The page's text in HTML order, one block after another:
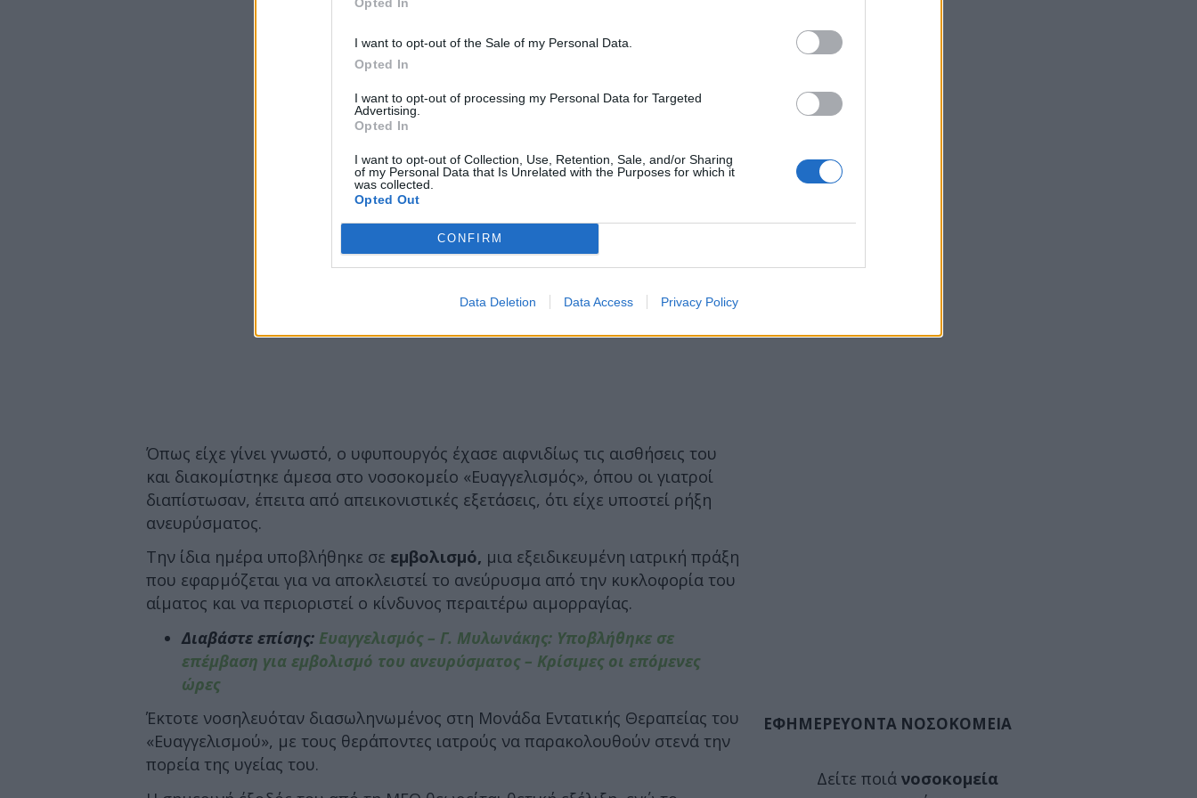
I want to opt-out of the Sale of my Personal Data.
Opted In
I want to opt-out of processing my Personal Data for Targeted
Advertising.
Opted In
I want to opt-out of Collection, Use, Retention, Sale, and/or Sharing
of my Personal Data that Is Unrelated with the Purposes for which it
was collected.
Opted Out
CONFIRM
Data Deletion Data Access Privacy Policy
Όπως είχε γίνει γνωστό, ο υφυπουργός έχασε αιφνιδίως τις αισθήσεις του
και διακομίστηκε άμεσα στο νοσοκομείο «Ευαγγελισμός», όπου οι γιατροί
διαπίστωσαν, έπειτα από απεικονιστικές εξετάσεις, ότι είχε υποστεί ρήξη
ανευρύσματος.
Την ίδια ημέρα υποβλήθηκε σε εμβολισμό, μια εξειδικευμένη ιατρική πράξη
που εφαρμόζεται για να αποκλειστεί το ανεύρυσμα από την κυκλοφορία του
αίματος και να περιοριστεί ο κίνδυνος περαιτέρω αιμορραγίας.
Διαβάστε επίσης: Ευαγγελισμός – Γ. Μυλωνάκης: Υποβλήθηκε σε
επέμβαση για εμβολισμό του ανευρύσματος – Κρίσιμες οι επόμενες
ώρες
Έκτοτε νοσηλευόταν διασωληνωμένος στη Μονάδα Εντατικής Θεραπείας του
«Ευαγγελισμού», με τους θεράποντες ιατρούς να παρακολουθούν στενά την
πορεία της υγείας του.
ΕΦΗΜΕΡΕΥΟΝΤΑ ΝΟΣΟΚΟΜΕΙΑ
Δείτε ποιά νοσοκομεία